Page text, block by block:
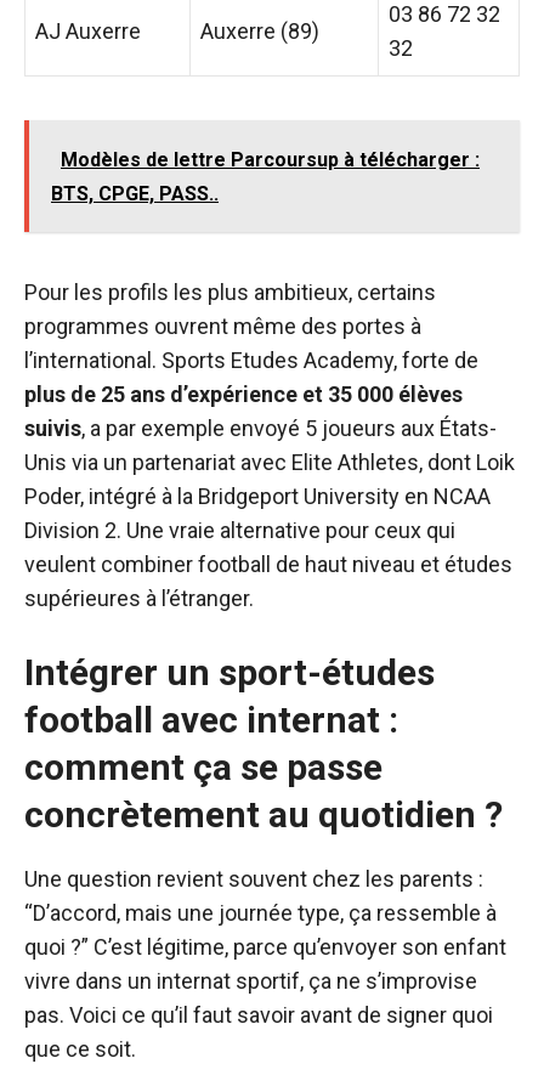
AJ Auxerre Auxerre (89)
03 86 72 32
32
Modèles de lettre Parcoursup à télécharger :
BTS, CPGE, PASS..
Pour les profils les plus ambitieux, certains
programmes ouvrent même des portes à
l’international. Sports Etudes Academy, forte de
plus de 25 ans d’expérience et 35 000 élèves
suivis, a par exemple envoyé 5 joueurs aux États-
Unis via un partenariat avec Elite Athletes, dont Loik
Poder, intégré à la Bridgeport University en NCAA
Division 2. Une vraie alternative pour ceux qui
veulent combiner football de haut niveau et études
supérieures à l’étranger.
Intégrer un sport-études
football avec internat :
comment ça se passe
concrètement au quotidien ?
Une question revient souvent chez les parents :
“D’accord, mais une journée type, ça ressemble à
quoi ?” C’est légitime, parce qu’envoyer son enfant
vivre dans un internat sportif, ça ne s’improvise
pas. Voici ce qu’il faut savoir avant de signer quoi
que ce soit.